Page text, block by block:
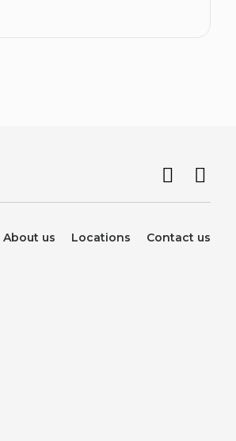
About us Locations Contact us